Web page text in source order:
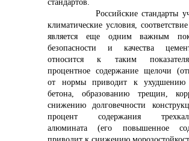
стандартов.
Российские стандарты
климатические условия,
является еще одним важным
безопасности и качества
относится к таким
процентное содержание щелочи
от нормы приводит к ухудшению
бетона, образованию трещин,
снижению долговечности
процент содержания
алюмината (его повышенное